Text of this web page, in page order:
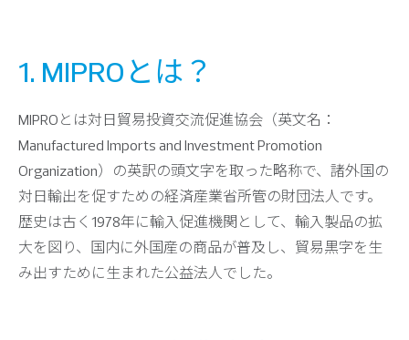
1. MIPROとは？
MIPROとは対日貿易投資交流促進協会（英文名：
Manufactured Imports and Investment Promotion
Organization）の英訳の頭文字を取った略称で、諸外国の
対日輸出を促すための経済産業省所管の財団法人です。
歴史は古く1978年に輸入促進機関として、輸入製品の拡
大を図り、国内に外国産の商品が普及し、貿易黒字を生
み出すために生まれた公益法人でした。